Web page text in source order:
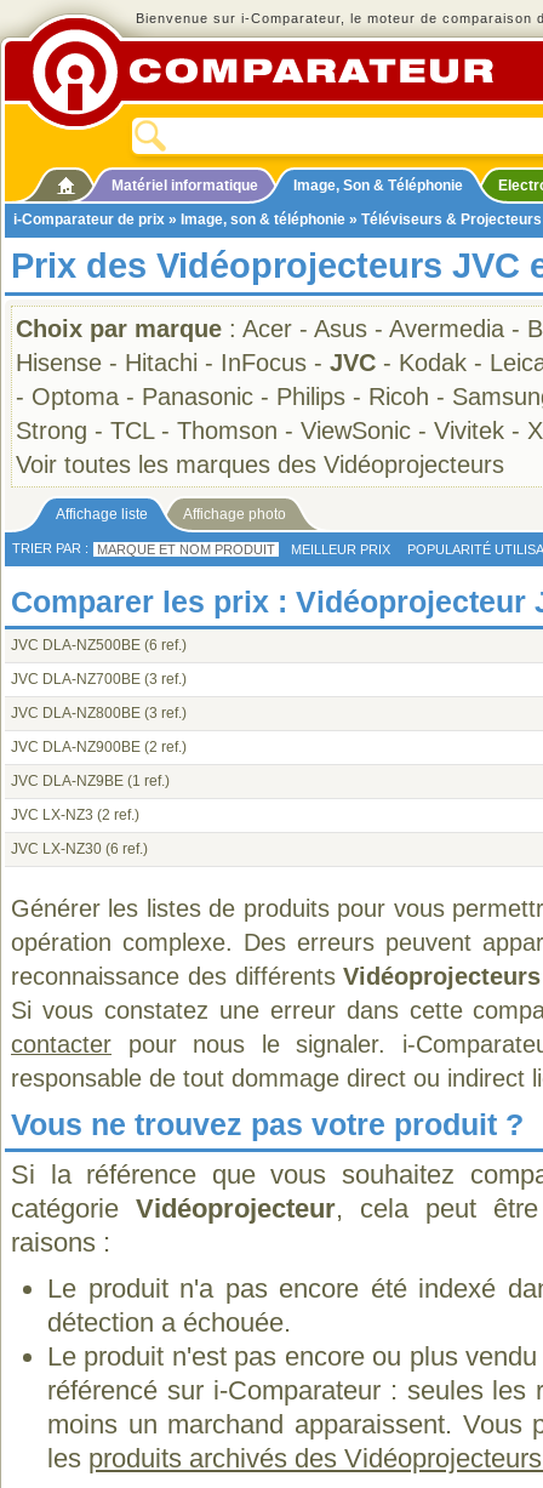
Bienvenue sur i-Comparateur, le moteur de comparaison
Matériel informatique Image, Son & Téléphonie
i-Comparateur de prix » Image, son & téléphonie » Téléviseurs & Projecteurs
Prix des Vidéoprojecteurs JVC
Choix par marque : Acer - Asus - Avermedia -
Hisense - Hitachi - InFocus - JVC - Kodak -
- Optoma - Panasonic - Philips - Ricoh -
Strong - TCL- Thomson - ViewSonic - Vivitek -
Voir toutes les marques des Vidéoprojecteurs
Affichage liste Affichage photo
TRIER PAR : MARQUE ET NOM PRODUIT MEILLEUR PRIX POPULARITÉ
Comparer les prix : Vidéoprojecteur
JVC DLA‑NZ500BE (6 ref.)
JVC DLA‑NZ700BE (3 ref.)
JVC DLA-NZ800BE (3 ref.)
JVC DLA-NZ900BE (2 ref.)
JVC DLA-NZ9BE (1 ref.)
JVC LX-NZ3 (2 ref.)
JVC LX-NZ30 (6 ref.)
Générer les listes de produits pour vous
opération complexe. Des erreurs peuvent
reconnaissance des différentsVidéoprojecteurs
Si vous constatez une erreur dans cette
contacter pour nous le signaler. i-
responsable de tout dommage direct ou indirect
Vous ne trouvez pas votre produit ?
Si la référence que vous souhaitez
catégorie Vidéoprojecteur, cela peut
raisons :
Le produit n'a pas encore été indexé
détection a échouée.
Le produit n'est pas encore ou plus
référencé sur i-Comparateur : seules les
moins un marchand apparaissent. Vous
les produits archivés des